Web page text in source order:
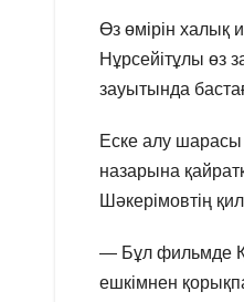
Өз өмірін халық
Нұрсейітұлы өз
зауытында
Еске алу шарасы
назарына
Шәкерімовтің
— Бұл фильмде
ешкімнен